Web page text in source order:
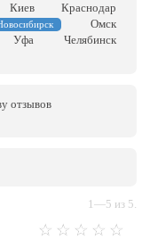
Киев
Краснодар
Омск
Уфа
Челябинск
отзывов
1—5 из 5.